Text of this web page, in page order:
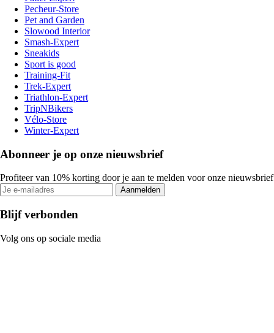
Pecheur-Store
Pet and Garden
Slowood Interior
Smash-Expert
Sneakids
Sport is good
Training-Fit
Trek-Expert
Triathlon-Expert
TripNBikers
Vélo-Store
Winter-Expert
Abonneer je op onze nieuwsbrief
Profiteer van 10% korting door je aan te melden voor onze nieuwsbrief
Aanmelden
Blijf verbonden
Volg ons op sociale media